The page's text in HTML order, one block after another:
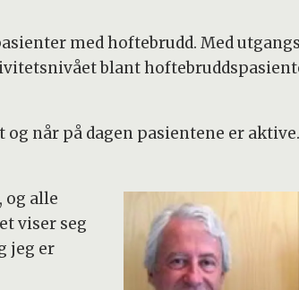
med hoftebrudd. Med
blant
når på dagen pasientene er
og alle
viser seg
jeg er